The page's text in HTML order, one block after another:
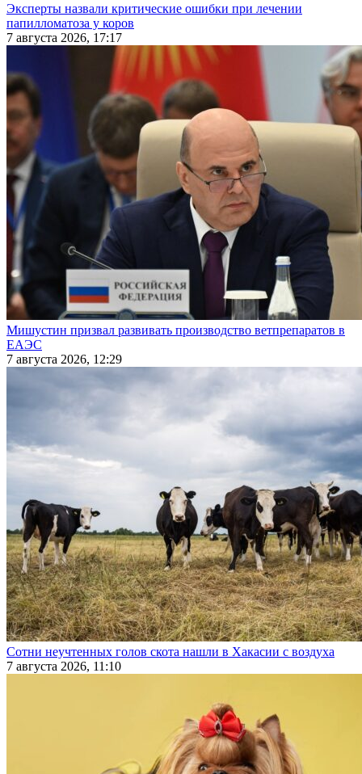
Эксперты назвали критические ошибки при лечении
папилломатоза у коров
7 августа 2026, 17:17
Мишустин призвал развивать производство ветпрепаратов в
ЕАЭС
7 августа 2026, 12:29
Сотни неучтенных голов скота нашли в Хакасии с воздуха
7 августа 2026, 11:10